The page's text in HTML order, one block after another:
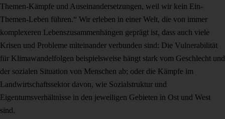
Themen-Kämpfe und Auseinandersetzungen, weil wir kein Ein-
Themen-Leben führen.“ Wir erleben in einer Welt, die von immer
komplexeren Lebenszusammenhängen geprägt ist, dass auch viele
Krisen und Probleme miteinander verbunden sind: Die Vulnerabilität
für Klimawandelfolgen beispielsweise hängt stark vom Geschlecht und
der sozialen Situation von Menschen ab; oder die Kämpfe im
Landwirtschaftssektor davon, wie Sozialstruktur und
Eigentumsverhältnisse in den jeweiligen Gebieten in Ost und West
sind.